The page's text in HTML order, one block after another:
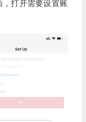
打开需要设置账